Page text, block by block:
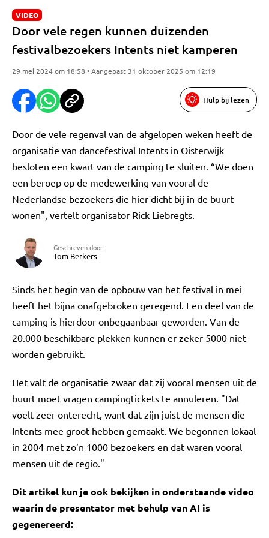
VIDEO
Door vele regen kunnen duizenden
festivalbezoekers Intents niet kamperen
29 mei 2024 om 18:58 • Aangepast 31 oktober 2025 om 12:19
Hulp bij lezen
Door de vele regenval van de afgelopen weken heeft de
organisatie van dancefestival Intents in Oisterwijk
besloten een kwart van de camping te sluiten. “We doen
een beroep op de medewerking van vooral de
Nederlandse bezoekers die hier dicht bij in de buurt
wonen", vertelt organisator Rick Liebregts.
Geschreven door
Tom Berkers
Sinds het begin van de opbouw van het festival in mei
heeft het bijna onafgebroken geregend. Een deel van de
camping is hierdoor onbegaanbaar geworden. Van de
20.000 beschikbare plekken kunnen er zeker 5000 niet
worden gebruikt.
Het valt de organisatie zwaar dat zij vooral mensen uit de
buurt moet vragen campingtickets te annuleren. "Dat
voelt zeer onterecht, want dat zijn juist de mensen die
Intents mee groot hebben gemaakt. We begonnen lokaal
in 2004 met zo’n 1000 bezoekers en dat waren vooral
mensen uit de regio."
Dit artikel kun je ook bekijken in onderstaande video
waarin de presentator met behulp van AI is
gegenereerd: